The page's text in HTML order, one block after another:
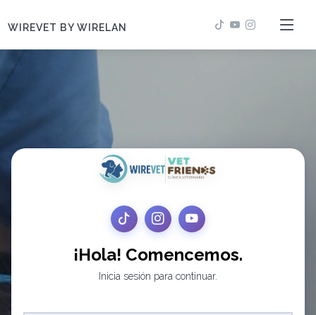
WIREVET BY WIRELAN
¡Hola! Comencemos.
Inicia sesión para continuar.